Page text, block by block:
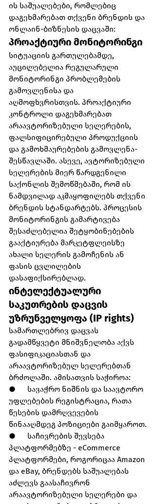
ის საშუალებები, რომლებიც
დაგეხმარებათ თქვენი ბრენდის და
ონლაინ-ბიზნესის დაცვაში:
პროაქტიური მონიტორინგი
სიტუაციის გართულებამდე,
აუცილებელია რეგულარული
მონიტორინგი პრობლემების
გამოვლენისა და
აღმოფხვრისთვის. პროაქტიური
კონტროლი დაგეხმარებათ
არაავტორიზებული სელერების,
ფალსიფიცირებული პროდუქციის
და გამოხმაურებების გამოვლენა-
შესწავლაში. ასევე, ავტორიზებული
სელერების მიერ წარდგენილი
საქონლის შემოწმებაში, რომ ის
ნამდვილად აკმაყოფილებს თქვენი
ბრენდის სტანდარტებს. პროცესის
მონიტორინგის გამარტივება
შესაძლებელია შეტყობინებების
გააქტიურება მარკეტფლეისზე
ახალი სელერის გამოჩენის ან
ფასის ცვლილების
დასაფიქსირებლად.
ინტელექტუალური
საკუთრების დაცვის
უზრუნველყოფა (IP rights)
სამართლებრივ დაცვას
გადამწყვეტი მნიშვნელობა აქვს
ფასიფიკაციასთან და
არაავტორიზებულ სელერებთან
ბრძოლაში. ამისათვის საჭიროა:
●      სავაჭრო ნიშნის და საავტორო
უფლებების რეგისტრაცია, რათა
წესების დამრღვევების
წინააღმდეგ პოზიციები გაიმყაროთ.
●      საჩივრების შევსება
პლატფორმებზე - eCommerce
პლატფორმები, როგორიცაა Amazon
და eBay, ბრენდებს საშუალებას
აძლევს გაასაჩივრონ
არაავტორიზებული სელერები და